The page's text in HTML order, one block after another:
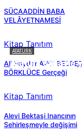
SÜCAADDİN BABA
VELÂYETNAMESİ
Kitap Tanıtım
Ali Haydar AVCI
BÖRKLÜCE Gerçeği
Kitap Tanıtım
Alevi Bektaşi Inancının
Şehirleşmeyle değişimi
ATATÜRK
Atatürk sana ne